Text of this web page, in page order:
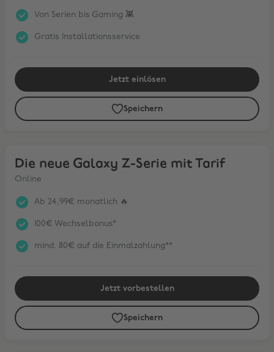
Von Serien bis Gaming 👾
Gratis Installationsservice
Jetzt einlösen
Speichern
Die neue Galaxy Z-Serie mit Tarif
Online
Ab 24,99€ monatlich 🔥
100€ Wechselbonus*
mind. 80€ auf die Einmalzahlung**
Jetzt vorbestellen
Speichern